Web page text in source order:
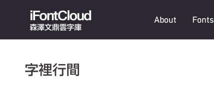
iFontCloud
森澤文鼎雲字庫
About Fonts
字裡行間